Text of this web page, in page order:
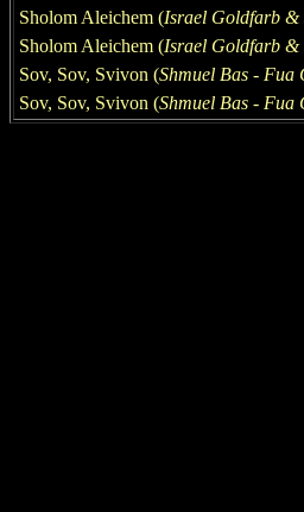
Sholom Aleichem (Israel Goldfarb &
Sholom Aleichem (Israel Goldfarb &
Sov, Sov, Svivon (Shmuel Bas - Fua
Sov, Sov, Svivon (Shmuel Bas - Fua